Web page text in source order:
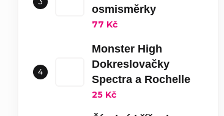
osmisměrky
77 Kč
Monster High
Dokreslovačky
Spectra a Rochelle
25 Kč